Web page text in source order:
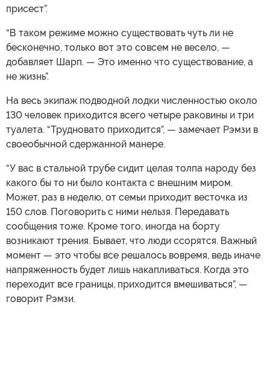
присест”.
“В таком режиме можно существовать чуть ли не
бесконечно, только вот это совсем не весело, —
добавляет Шарп. — Это именно что существование, а
не жизнь”.
На весь экипаж подводной лодки численностью около
130 человек приходится всего четыре раковины и три
туалета. “Трудновато приходится”, — замечает Рэмзи в
своеобычной сдержанной манере.
“У вас в стальной трубе сидит целая толпа народу без
какого бы то ни было контакта с внешним миром.
Может, раз в неделю, от семьи приходит весточка из
150 слов. Поговорить с ними нельзя. Передавать
сообщения тоже. Кроме того, иногда на борту
возникают трения. Бывает, что люди ссорятся. Важный
момент — это чтобы все решалось вовремя, ведь иначе
напряженность будет лишь накапливаться. Когда это
переходит все границы, приходится вмешиваться”, —
говорит Рэмзи.